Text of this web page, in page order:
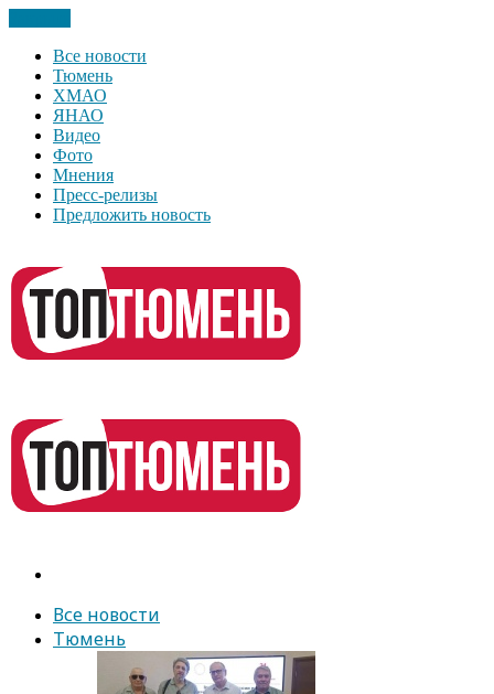
Все новости
Тюмень
ХМАО
ЯНАО
Видео
Фото
Мнения
Пресс-релизы
Предложить новость
Все новости
Тюмень